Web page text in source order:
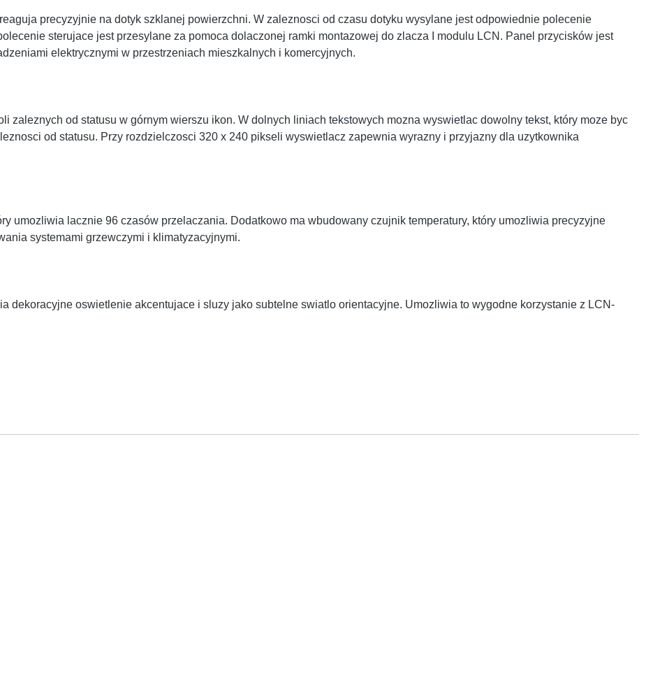
precyzyjnie na dotyk szklanej powierzchni. W zaleznosci od czasu dotyku wysylane jest odpowiednie polecenie
sterujace jest przesylane za pomoca dolaczonej ramki montazowej do zlacza I modulu LCN. Panel przycisków jest
elektrycznymi w przestrzeniach mieszkalnych i komercyjnych.
zaleznych od statusu w górnym wierszu ikon. W dolnych liniach tekstowych mozna wyswietlac dowolny tekst, który moze byc
od statusu. Przy rozdzielczosci 320 x 240 pikseli wyswietlacz zapewnia wyrazny i przyjazny dla uzytkownika
umozliwia lacznie 96 czasów przelaczania. Dodatkowo ma wbudowany czujnik temperatury, który umozliwia precyzyjne
systemami grzewczymi i klimatyzacyjnymi.
dekoracyjne oswietlenie akcentujace i sluzy jako subtelne swiatlo orientacyjne. Umozliwia to wygodne korzystanie z LCN-